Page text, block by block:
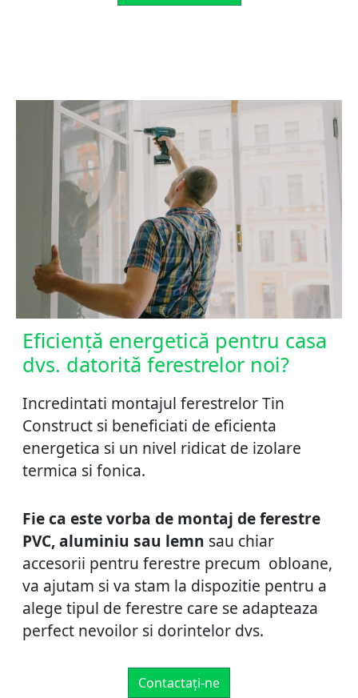
Eficiență energetică pentru casa
dvs. datorită ferestrelor noi?
Incredintati montajul ferestrelor Tin
Construct si beneficiati de eficienta
energetica si un nivel ridicat de izolare
termica si fonica.
Fie ca este vorba de montaj de ferestre
PVC, aluminiu sau lemn sau chiar
accesorii pentru ferestre precum obloane,
va ajutam si va stam la dispozitie pentru a
alege tipul de ferestre care se adapteaza
perfect nevoilor si dorintelor dvs.
Contactați-ne